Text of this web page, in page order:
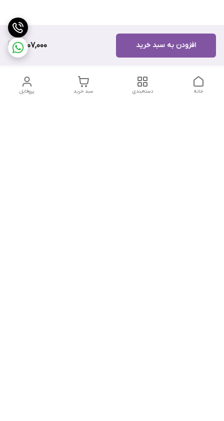
6,907,000 افزودن به سبد خرید
پروفایل سبد خرید دسته‌بندی خانه